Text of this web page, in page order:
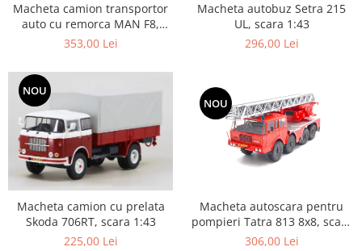
Macheta camion transportor
auto cu remorca MAN F8,
scara 1:43
353,00 Lei
Macheta autobuz Setra 215
UL, scara 1:43
296,00 Lei
NOU
Macheta camion cu prelata
Skoda 706RT, scara 1:43
225,00 Lei
NOU
Macheta autoscara pentru
pompieri Tatra 813 8x8, scara
1:43
306,00 Lei